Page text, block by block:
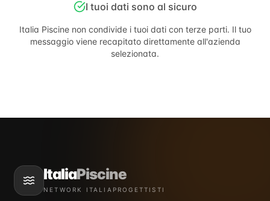
I tuoi dati sono al sicuro
Italia Piscinenon condivide i tuoi dati con terze parti. Il tuo
messaggio viene recapitato direttamente all'azienda
selezionata.
ItaliaPiscine
NETWORK ITALIAPROGETTISTI